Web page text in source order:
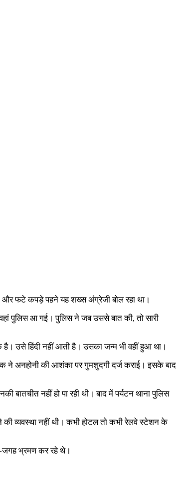
फटे कपड़े पहने यह शख्स अंग्रेजी बोल रहा था।
पुलिस आ गई। पुलिस ने जब उससे बात की, तो सारी
है। उसे हिंदी नहीं आती है। उसका जन्म भी वहीं हुआ था।
अनहोनी की आशंका पर गुमशुदगी दर्ज कराई। इसके बाद
नहीं हो पा रही थी। बाद में पर्यटन थाना पुलिस
की व्यवस्था नहीं थी। कभी होटल तो कभी रेलवे स्टेशन के
जगह भ्रमण कर रहे थे।